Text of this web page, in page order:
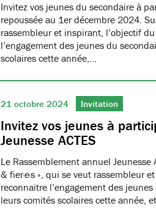
Invitez vos jeunes du secondaire à
repoussée au 1er décembre 2024. Sur
rassembleur et inspirant, l’objectif
l’engagement des jeunes du
scolaires cette année,…
21 octobre 2024 Invitation
Invitez vos jeunes à
Jeunesse ACTES
Le Rassemblement annuel Jeunesse
& fier·e·s », qui se veut rassembleur
reconnaitre l’engagement des
leurs comités scolaires cette année,